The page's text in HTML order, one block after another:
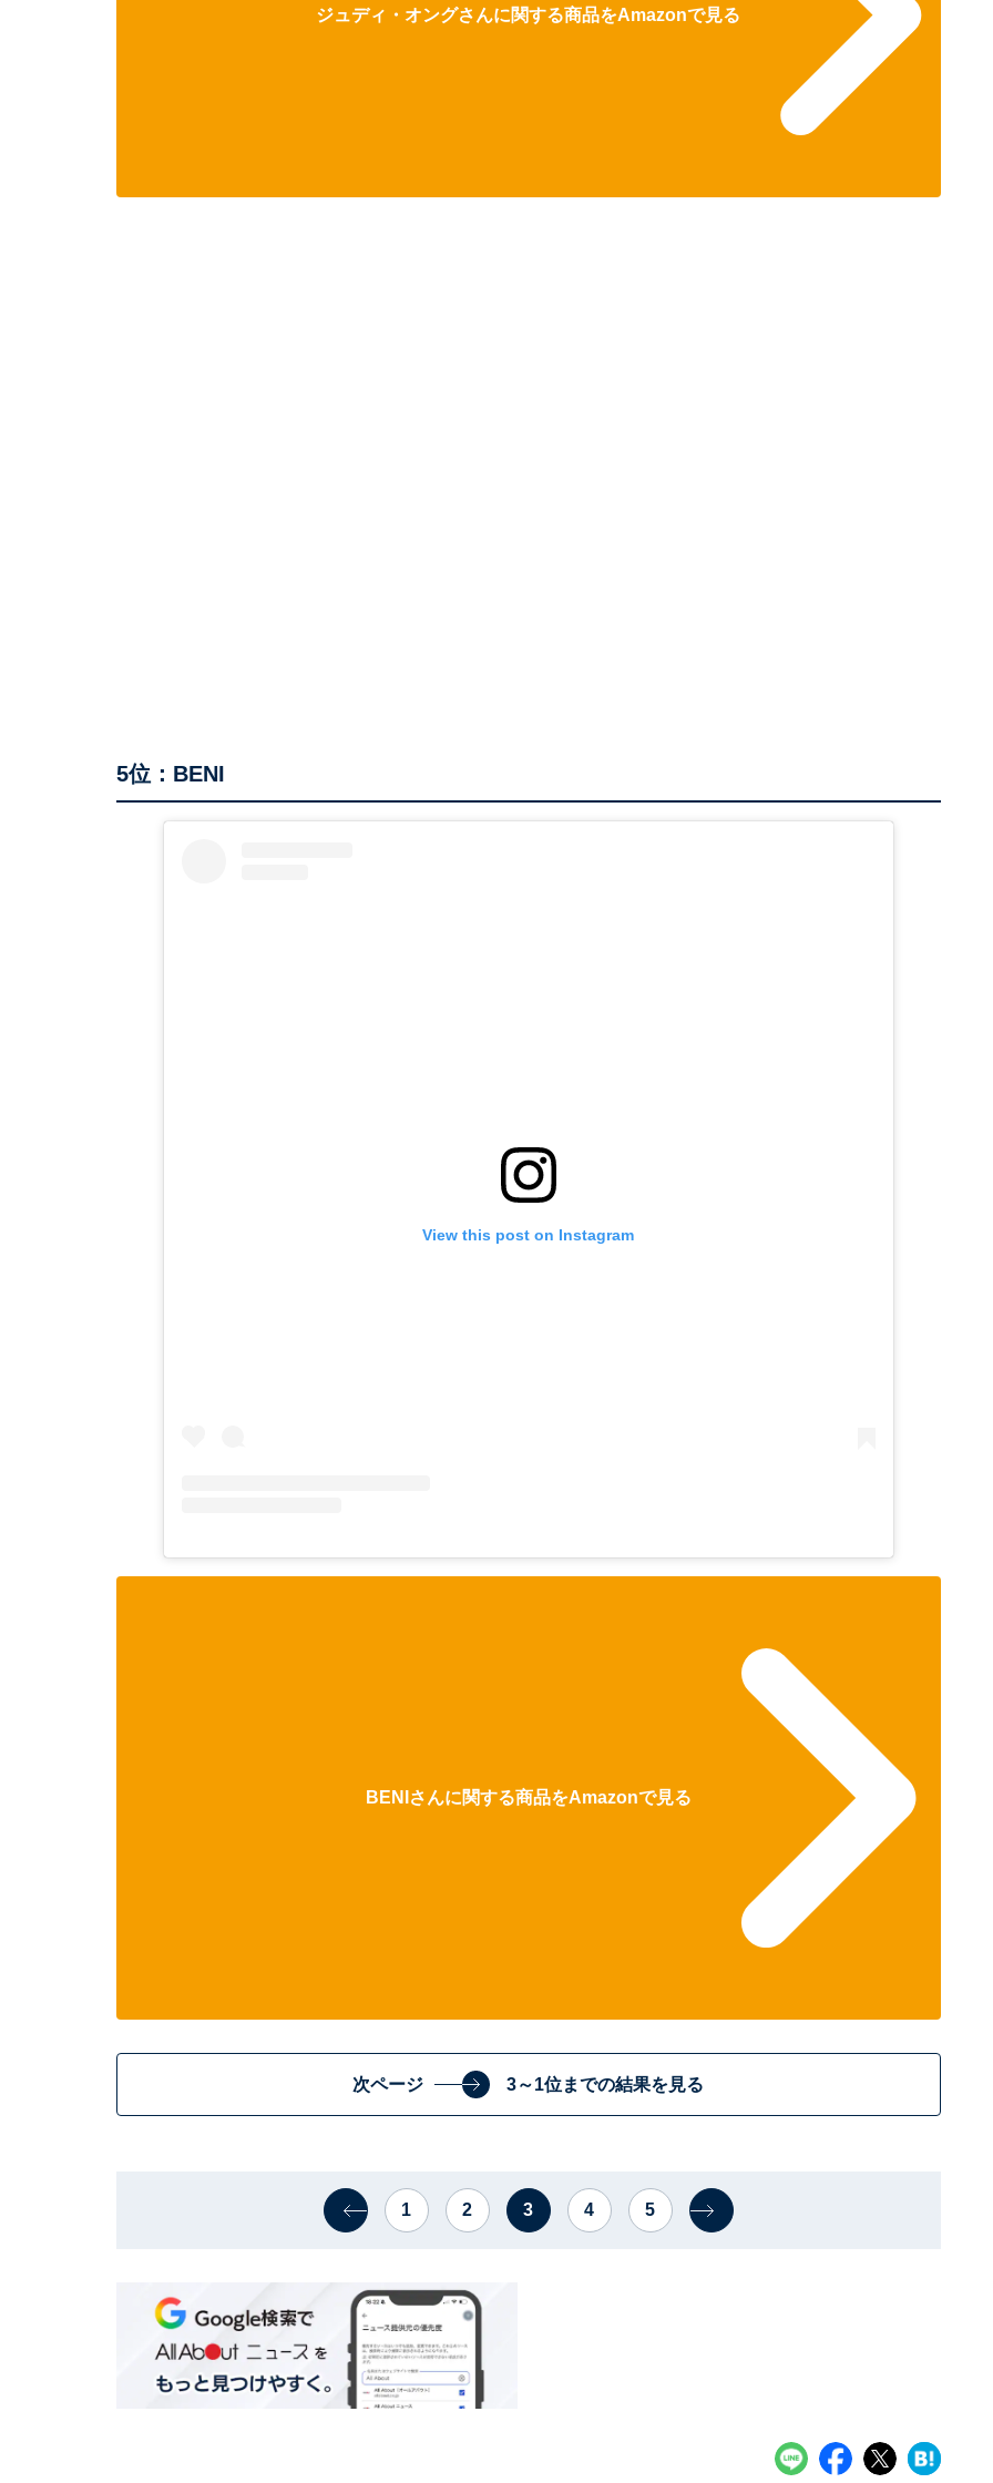
ジュディ・オングさんに関する商品をAmazonで見る
5位：BENI
View this post on Instagram
BENIさんに関する商品をAmazonで見る
次ページ 3～1位までの結果を見る
1 2 3 4 5